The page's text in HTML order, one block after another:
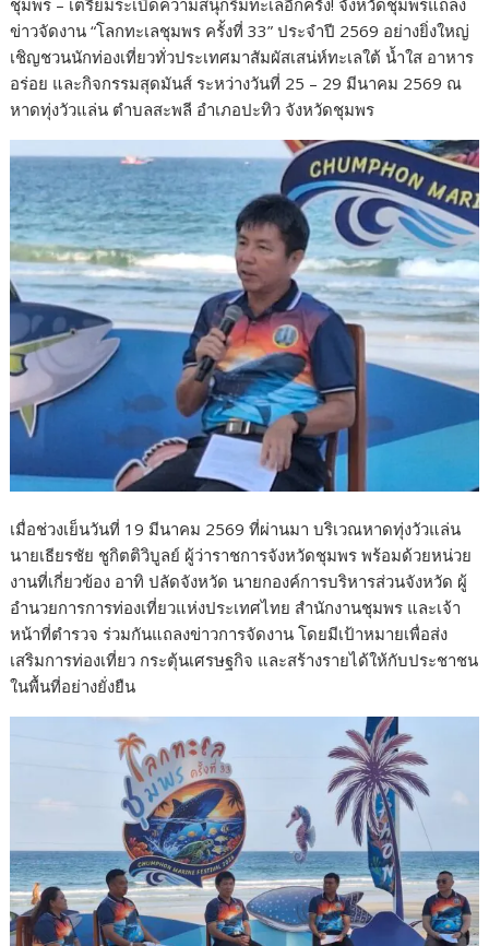
e
b
o
o
k
itt
er
e ar
e
ข่าวจัดงาน “โลกทะเลชุมพร ครั้งที่ 33” ประจำปี 2569 อย่างยิ่งใหญ่
เชิญชวนนักท่องเที่ยวทั่วประเทศมาสัมผัสเสน่ห์ทะเลใต้ น้ำใส อาหาร
อร่อย และกิจกรรมสุดมันส์ ระหว่างวันที่ 25 – 29 มีนาคม 2569 ณ
หาดทุ่งวัวแล่น ตำบลสะพลี อำเภอปะทิว จังหวัดชุมพร
เมื่อช่วงเย็นวันที่ 19 มีนาคม 2569 ที่ผ่านมา บริเวณหาดทุ่งวัวแล่น
นายเธียรชัย ชูกิตติวิบูลย์ ผู้ว่าราชการจังหวัดชุมพร พร้อมด้วยหน่วย
งานที่เกี่ยวข้อง อาทิ ปลัดจังหวัด นายกองค์การบริหารส่วนจังหวัด ผู้
อำนวยการการท่องเที่ยวแห่งประเทศไทย สำนักงานชุมพร และเจ้า
หน้าที่ตำรวจ ร่วมกันแถลงข่าวการจัดงาน โดยมีเป้าหมายเพื่อส่ง
เสริมการท่องเที่ยว กระตุ้นเศรษฐกิจ และสร้างรายได้ให้กับประชาชน
ในพื้นที่อย่างยั่งยืน